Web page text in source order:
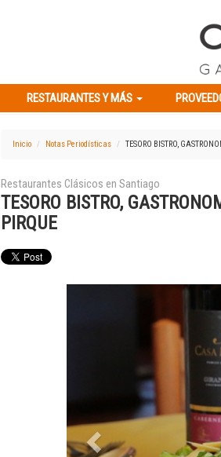
RESTAURANTES Y MÁS
Inicio Notas Periodísticas TESORO BISTRO,
Restaurantes Clásicos en Santiago
TESORO BISTRO,
PIRQUE